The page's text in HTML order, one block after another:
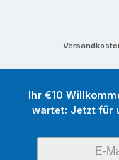
Ihr €10
wartet: Jetzt für